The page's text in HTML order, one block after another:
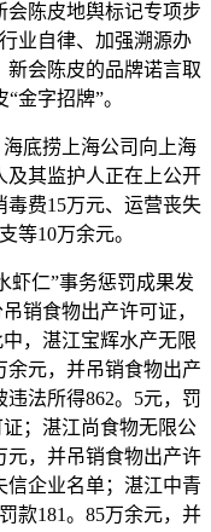
陈皮地舆标记专项步
业自律、加强溯源办
会陈皮的品牌诺言取
金字招牌”。
底捞上海公司向上海
及其监护人正在上公开
费15万元、运营丧失
等10万余元。
仁”事务惩罚成果发
销食物出产许可证，
，湛江宝辉水产无限
余元，并吊销食物出产
法所得862。5元，罚
；湛江尚食物无限公
元，并吊销食物出产许
企业名单；湛江中青
款181。85万余元，并